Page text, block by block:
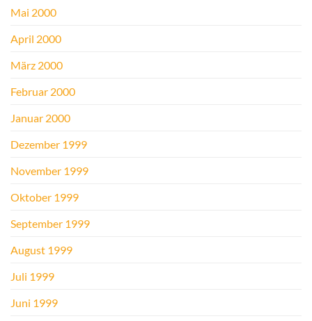
Mai 2000
April 2000
März 2000
Februar 2000
Januar 2000
Dezember 1999
November 1999
Oktober 1999
September 1999
August 1999
Juli 1999
Juni 1999